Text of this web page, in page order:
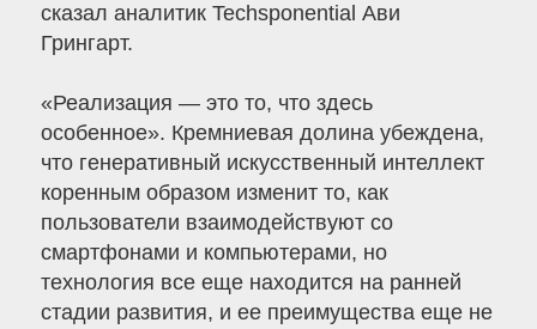
сказал аналитик Techsponential Ави
Грингарт.
«Реализация — это то, что здесь
особенное». Кремниевая долина убеждена,
что генеративный искусственный интеллект
коренным образом изменит то, как
пользователи взаимодействуют со
смартфонами и компьютерами, но
технология все еще находится на ранней
стадии развития, и ее преимущества еще не